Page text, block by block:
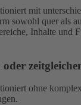
mit
sowohl quer als
Inhalte und
ohne